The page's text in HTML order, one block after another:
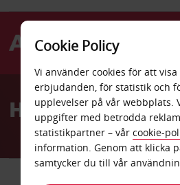
AvisHyrbil Las
BIL
Cookie Policy
Vi använder cookies för att
erbjudanden, för statistik och
upplevelser på vår webbplats.
uppgifter med betrodda
statistikpartner – vår cookie-
information. Genom att klicka
samtycker du till vår